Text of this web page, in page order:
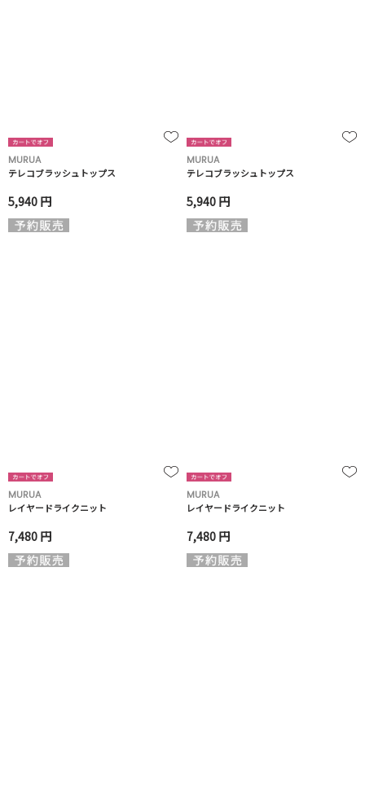
MURUA
テレコブラッシュトップス
5,940 円
MURUA
テレコブラッシュトップス
5,940 円
MURUA
レイヤードライクニット
7,480 円
MURUA
レイヤードライクニット
7,480 円